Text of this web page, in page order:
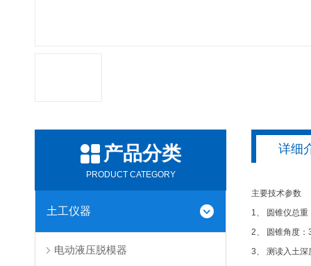
产品分类
PRODUCT CATEGORY
土工仪器
电动液压脱模器
详细
主要技术参数
1、 圆锥仪总
2、 圆锥角度：
3、 测读入土